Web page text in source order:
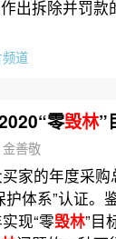
出拆除并罚款
道
零毁林”
善敬
家的年度采
护体系”认证。
现“零毁林”目